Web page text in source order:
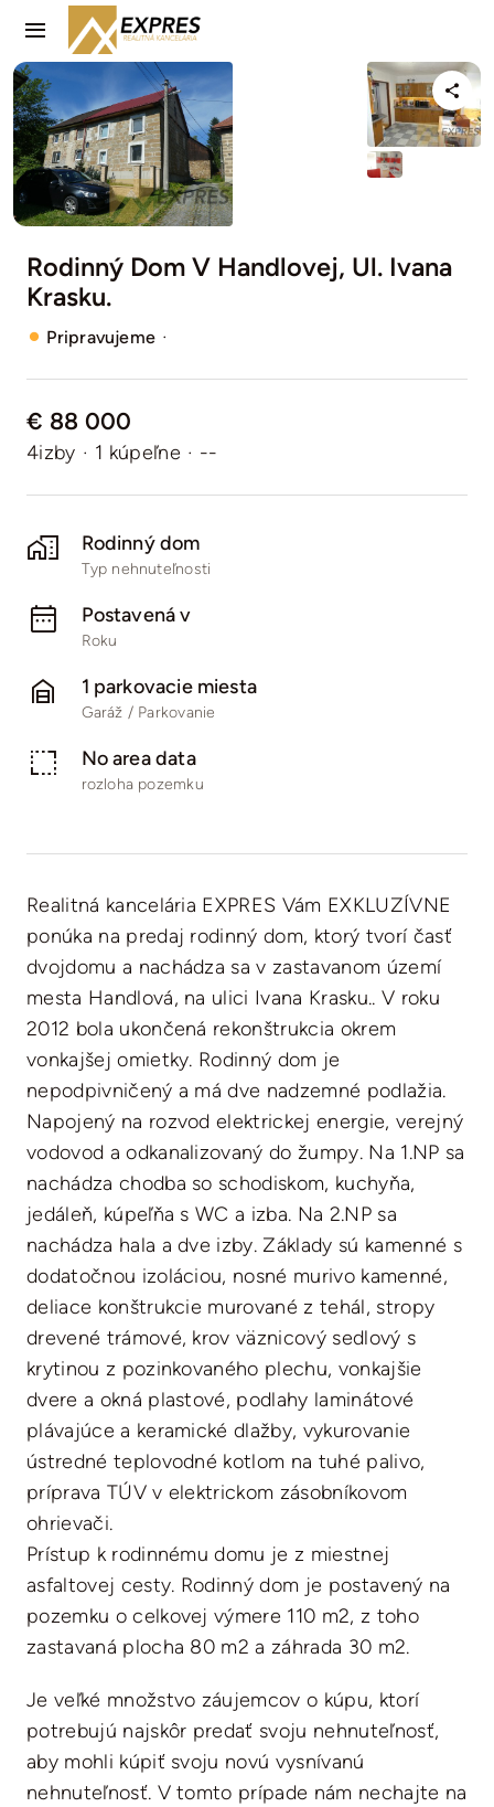
content
Toggle
Navigation
PREDAJ
PRENÁJOM
NAŠE SLUŽBY
KONTAKT
Rodinný Dom V Handlovej, Ul. Ivana
Krasku.
Pripravujeme ·
€ 88 000
4izby · 1 kúpeľne · --
Rodinný dom
Typ nehnuteľnosti
Postavená v
Roku
1 parkovacie miesta
Garáž / Parkovanie
No area data
rozloha pozemku
Realitná kancelária EXPRES Vám EXKLUZÍVNE
ponúka na predaj rodinný dom, ktorý tvorí časť
dvojdomu a nachádza sa v zastavanom území
mesta Handlová, na ulici Ivana Krasku.. V roku
2012 bola ukončená rekonštrukcia okrem
vonkajšej omietky. Rodinný dom je
nepodpivničený a má dve nadzemné podlažia.
Napojený na rozvod elektrickej energie, verejný
vodovod a odkanalizovaný do žumpy. Na 1.NP sa
nachádza chodba so schodiskom, kuchyňa,
jedáleň, kúpeľňa s WC a izba. Na 2.NP sa
nachádza hala a dve izby. Základy sú kamenné s
dodatočnou izoláciou, nosné murivo kamenné,
deliace konštrukcie murované z tehál, stropy
drevené trámové, krov väznicový sedlový s
krytinou z pozinkovaného plechu, vonkajšie
dvere a okná plastové, podlahy laminátové
plávajúce a keramické dlažby, vykurovanie
ústredné teplovodné kotlom na tuhé palivo,
príprava TÚV v elektrickom zásobníkovom
ohrievači.
Prístup k rodinnému domu je z miestnej
asfaltovej cesty. Rodinný dom je postavený na
pozemku o celkovej výmere 110 m2, z toho
zastavaná plocha 80 m2 a záhrada 30 m2.
Je veľké množstvo záujemcov o kúpu, ktorí
potrebujú najskôr predať svoju nehnuteľnosť,
aby mohli kúpiť svoju novú vysnívanú
nehnuteľnosť. V tomto prípade nám nechajte na